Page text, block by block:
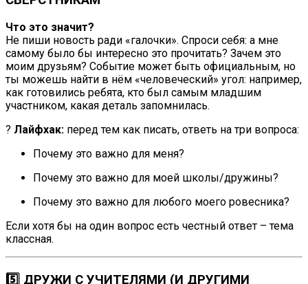
Что это значит?
Не пиши новость ради «галочки». Спроси себя: а мне
самому было бы интересно это прочитать? Зачем это
моим друзьям? Событие может быть официальным, но
ты можешь найти в нём «человеческий» угол: например,
как готовились ребята, кто был самым младшим
участником, какая деталь запомнилась.
? Лайфхак: перед тем как писать, ответь на три вопроса:
Почему это важно для меня?
Почему это важно для моей школы/дружины?
Почему это важно для любого моего ровесника?
Если хотя бы на один вопрос есть честный ответ – тема
классная.
5️⃣ ДРУЖИ С УЧИТЕЛЯМИ (И ДРУГИМИ